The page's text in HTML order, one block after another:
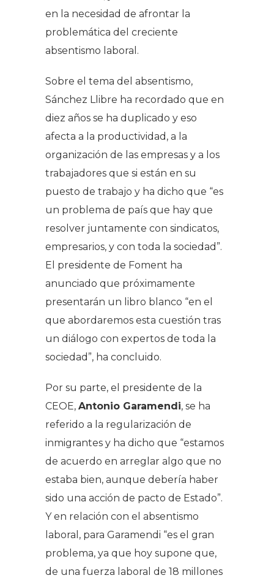
en la necesidad de afrontar la
problemática del creciente
absentismo laboral.
Sobre el tema del absentismo,
Sánchez Llibre ha recordado que en
diez años se ha duplicado y eso
afecta a la productividad, a la
organización de las empresas y a los
trabajadores que si están en su
puesto de trabajo y ha dicho que “es
un problema de país que hay que
resolver juntamente con sindicatos,
empresarios, y con toda la sociedad”.
El presidente de Foment ha
anunciado que próximamente
presentarán un libro blanco “en el
que abordaremos esta cuestión tras
un diálogo con expertos de toda la
sociedad”, ha concluido.
Por su parte, el presidente de la
CEOE, Antonio Garamendi, se ha
referido a la regularización de
inmigrantes y ha dicho que “estamos
de acuerdo en arreglar algo que no
estaba bien, aunque debería haber
sido una acción de pacto de Estado”.
Y en relación con el absentismo
laboral, para Garamendi “es el gran
problema, ya que hoy supone que,
de una fuerza laboral de 18 millones